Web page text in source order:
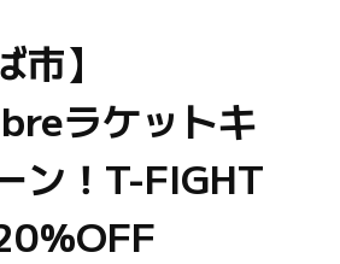
市】
ラケットキ
ン！T-FIGHT